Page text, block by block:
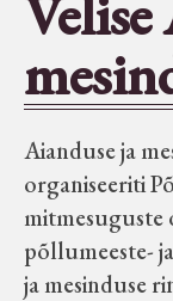
Seltsid-
Aiandus
Aianduse ja
organiseeriti
mitmesuguste
põllumeeste-
ja mesinduse